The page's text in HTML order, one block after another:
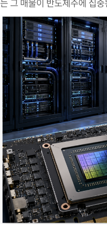
는 그 매물이 반도체주에 집